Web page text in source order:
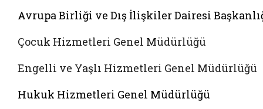
Avrupa Birliği ve Dış İlişkiler Dairesi
Çocuk Hizmetleri Genel Müdürlüğü
Engelli ve Yaşlı Hizmetleri Genel Müdürlüğü
Hukuk Hizmetleri Genel Müdürlüğü